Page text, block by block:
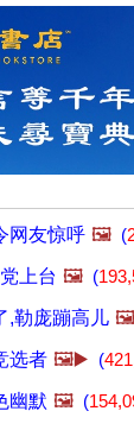
网友惊呼 🖼️ (
上台 🖼️ (
,勒庞蹦高儿 🖼️
选者 🖼️▶️ (
幽默 🖼️ (